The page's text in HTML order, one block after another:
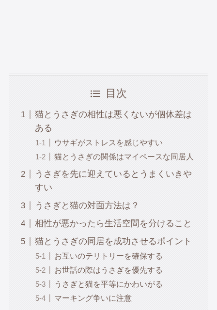
目次
猫とうさぎの相性は悪くないが個体差は
ある
ウサギがストレスを感じやすい
猫とうさぎの関係はマイペースな同居人
うさぎを先に迎えているとうまくいきや
すい
うさぎと猫の対面方法は？
相性が悪かったら生活空間を分けること
猫とうさぎの同居を成功させるポイント
お互いのテリトリーを確保する
お世話の際はうさぎを優先する
うさぎと猫を平等にかわいがる
マーキング争いに注意